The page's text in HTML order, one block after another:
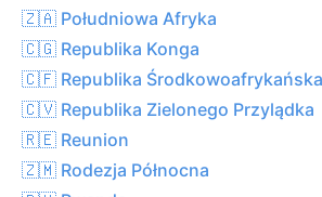
🇿🇦 Południowa Afryka
🇨🇬 Republika Konga
🇨🇫 Republika Środkowoafrykańska
🇨🇻 Republika Zielonego Przylądka
🇷🇪 Reunion
🇿🇲 Rodezja Północna